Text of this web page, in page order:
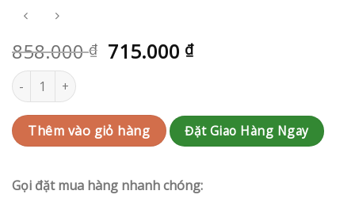
858.000₫ 715.000 ₫
Giỏi hoa Quận 9 | QC-RAK-AK680 số lượng
Thêm vào giỏ hàng Đặt Giao Hàng Ngay
Gọi đặt mua hàng nhanh chóng: